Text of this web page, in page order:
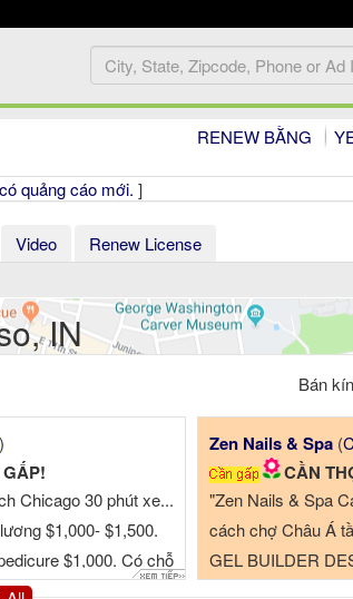
RENEW BẰNG
quảng cáo mới. ]
Video
Renew License
IN
Bán
(
Cần thợ Nails gấp gấp !!!! 1200$ - 1500$ up up
THỢ NAILS – CARY, ILLINOIS 📣📣
tuyển: ✨ Thợ bột (Acrylic) ✨ Thợ chân
Pedicure) ✨ Thợ Dipping Powder
(biết càng nhiều càng tốt) ⏰ ...